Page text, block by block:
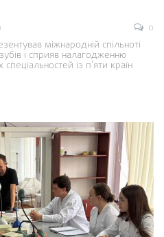
0
міжнародній спільноті
і сприяв налагодженню
із п’яти країн